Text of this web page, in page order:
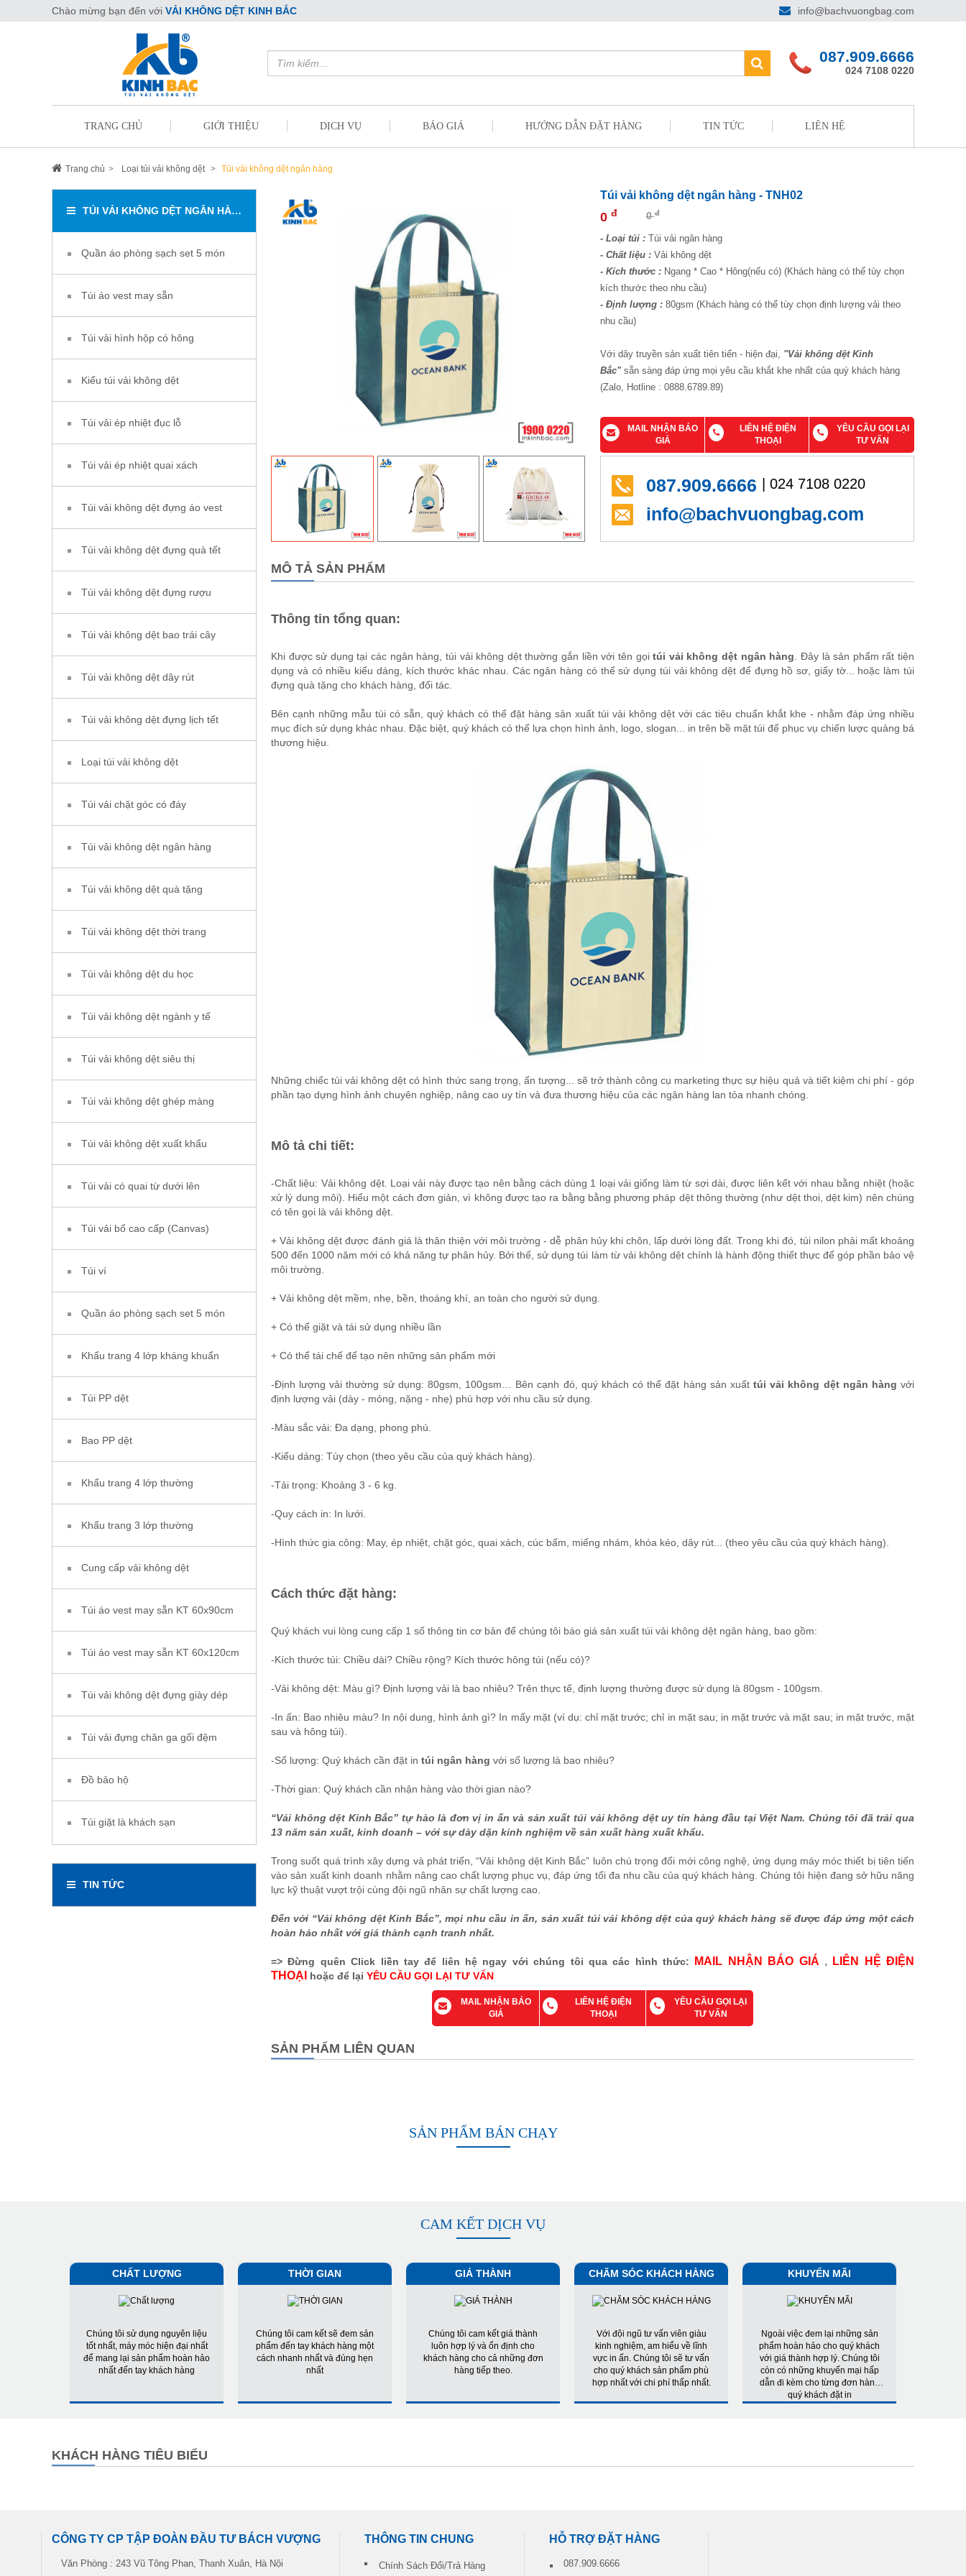
Chào mừng bạn đến với VẢI KHÔNG DỆT KINH BẮC info@bachvuongbag.com
087.909.6666
024 7108 0220
TRANG CHỦ GIỚI THIỆU DỊCH VỤ BÁO GIÁ HƯỚNG DẪN ĐẶT HÀNG TIN TỨC LIÊN HỆ
Trang chủ Loại túi vải không dệt Túi vải không dệt ngân hàng
TÚI VẢI KHÔNG DỆT NGÂN HÀNG
Quần áo phòng sạch set 5 món
Túi áo vest may sẵn
Túi vải hình hộp có hông
Kiểu túi vải không dệt
Túi vải ép nhiệt đục lỗ
Túi vải ép nhiệt quai xách
Túi vải không dệt đựng áo vest
Túi vải không dệt đựng quà tết
Túi vải không dệt đựng rượu
Túi vải không dệt bao trái cây
Túi vải không dệt dây rút
Túi vải không dệt đựng lịch tết
Loại túi vải không dệt
Túi vải chặt góc có đáy
Túi vải không dệt ngân hàng
Túi vải không dệt quà tặng
Túi vải không dệt thời trang
Túi vải không dệt du học
Túi vải không dệt ngành y tế
Túi vải không dệt siêu thị
Túi vải không dệt ghép màng
Túi vải không dệt xuất khẩu
Túi vải có quai từ dưới lên
Túi vải bố cao cấp (Canvas)
Túi ví
Quần áo phòng sạch set 5 món
Khẩu trang 4 lớp kháng khuẩn
Túi PP dệt
Bao PP dệt
Khẩu trang 4 lớp thường
Khẩu trang 3 lớp thường
Cung cấp vải không dệt
Túi áo vest may sẵn KT 60x90cm
Túi áo vest may sẵn KT 60x120cm
Túi vải không dệt đựng giày dép
Túi vải đựng chăn ga gối đệm
Đồ bảo hộ
Túi giặt là khách sạn
TIN TỨC
Túi vải không dệt ngân hàng - TNH02
0 đ 0đ
- Loại túi :Túi vải ngân hàng
- Chất liệu :Vải không dệt
- Kích thước :Ngang * Cao * Hông(nếu có) (Khách hàng có thể tùy chọn
kích thước theo nhu cầu)
- Định lượng :80gsm (Khách hàng có thể tùy chọn định lượng vải theo
nhu cầu)
Với dây truyền sản xuất tiên tiến - hiện đại, "Vải không dệt Kinh
Bắc"sẵn sàng đáp ứng mọi yêu cầu khắt khe nhất của quý khách hàng
(Zalo, Hotline : 0888.6789.89)
MAIL NHẬN BÁO
GIÁ
LIÊN HỆ ĐIỆN
THOẠI
YÊU CẦU GỌI LẠI
TƯ VẤN
087.909.6666 | 024 7108 0220
info@bachvuongbag.com
MÔ TẢ SẢN PHẨM
Thông tin tổng quan:
Khi được sử dụng tại các ngân hàng, túi vải không dệt thường gắn liền với tên gọitúi vải không dệt ngân hàng . Đây là sản phẩm rất tiện
dụng và có nhiều kiểu dáng, kích thước khác nhau. Các ngân hàng có thể sử dụng túi vải không dệt để đựng hồ sơ, giấy tờ... hoặc làm túi
đựng quà tặng cho khách hàng, đối tác.
Bên cạnh những mẫu túi có sẵn, quý khách có thể đặt hàng sản xuất túi vải không dệt với các tiêu chuẩn khắt khe - nhằm đáp ứng nhiều
mục đích sử dụng khác nhau. Đặc biệt, quý khách có thể lựa chọn hình ảnh, logo, slogan... in trên bề mặt túi để phục vụ chiến lược quảng bá
thương hiệu.
Những chiếc túi vải không dệt có hình thức sang trọng, ấn tượng... sẽ trở thành công cụ marketing thực sự hiệu quả và tiết kiệm chi phí - góp
phần tạo dựng hình ảnh chuyên nghiệp, nâng cao uy tín và đưa thương hiệu của các ngân hàng lan tỏa nhanh chóng.
Mô tả chi tiết:
-Chất liệu: Vải không dệt. Loại vải này được tạo nên bằng cách dùng 1 loại vải giống làm từ sợi dài, được liên kết với nhau bằng nhiệt (hoặc
xử lý dung môi). Hiểu một cách đơn giản, vì không được tạo ra bằng bằng phương pháp dệt thông thường (như dệt thoi, dệt kim) nên chúng
có tên gọi là vải không dệt.
+ Vải không dệt được đánh giá là thân thiện với môi trường - dễ phân hủy khi chôn, lấp dưới lòng đất. Trong khi đó, túi nilon phải mất khoảng
500 đến 1000 năm mới có khả năng tự phân hủy. Bởi thế, sử dụng túi làm từ vải không dệt chính là hành động thiết thực để góp phần bảo vệ
môi trường.
+ Vải không dệt mềm, nhẹ, bền, thoáng khí, an toàn cho người sử dụng.
+ Có thể giặt và tái sử dụng nhiều lần
+ Có thể tái chế để tạo nên những sản phẩm mới
-Định lượng vải thường sử dụng: 80gsm, 100gsm… Bên cạnh đó, quý khách có thể đặt hàng sản xuấttúi vải không dệt ngân hàngvới
định lượng vải (dày - mỏng, nặng - nhẹ) phù hợp với nhu cầu sử dụng.
-Màu sắc vải: Đa dạng, phong phú.
-Kiểu dáng: Tùy chọn (theo yêu cầu của quý khách hàng).
-Tải trọng: Khoảng 3 - 6 kg.
-Quy cách in: In lưới.
-Hình thức gia công: May, ép nhiệt, chặt góc, quai xách, cúc bấm, miếng nhám, khóa kéo, dây rút... (theo yêu cầu của quý khách hàng).
Cách thức đặt hàng:
Quý khách vui lòng cung cấp 1 số thông tin cơ bản để chúng tôi báo giá sản xuất túi vải không dệt ngân hàng, bao gồm:
-Kích thước túi: Chiều dài? Chiều rộng? Kích thước hông túi (nếu có)?
-Vải không dệt: Màu gì? Định lượng vải là bao nhiêu? Trên thực tế, định lượng thường được sử dụng là 80gsm - 100gsm.
-In ấn: Bao nhiêu màu? In nội dung, hình ảnh gì? In mấy mặt (ví dụ: chỉ mặt trước; chỉ in mặt sau; in mặt trước và mặt sau; in mặt trước, mặt
sau và hông túi).
-Số lượng: Quý khách cần đặt in túi ngân hàng với số lượng là bao nhiêu?
-Thời gian: Quý khách cần nhận hàng vào thời gian nào?
“Vải không dệt Kinh Bắc” tự hào là đơn vị in ấn và sản xuất túi vải không dệt uy tín hàng đầu tại Việt Nam. Chúng tôi đã trải qua
13 năm sản xuất, kinh doanh – với sự dày dặn kinh nghiệm về sản xuất hàng xuất khẩu.
Trong suốt quá trình xây dựng và phát triển, “Vải không dệt Kinh Bắc” luôn chú trọng đổi mới công nghệ, ứng dụng máy móc thiết bị tiên tiến
vào sản xuất kinh doanh nhằm nâng cao chất lượng phục vụ, đáp ứng tối đa nhu cầu của quý khách hàng. Chúng tôi hiện đang sở hữu năng
lực kỹ thuật vượt trội cùng đội ngũ nhân sự chất lượng cao.
Đến với “Vải không dệt Kinh Bắc”, mọi nhu cầu in ấn, sản xuất túi vải không dệt của quý khách hàng sẽ được đáp ứng một cách
hoàn hảo nhất với giá thành cạnh tranh nhất.
=> Đừng quên Click liền tay để liên hệ ngay với chúng tôi qua các hình thức: MAIL NHẬN BÁO GIÁ ,
LIÊN HỆ ĐIỆN
THOẠI
hoặc để lại YÊU CẦU GỌI LẠI TƯ VẤN
MAIL NHẬN BÁO
GIÁ
LIÊN HỆ ĐIỆN
THOẠI
YÊU CẦU GỌI LẠI
TƯ VẤN
SẢN PHẨM LIÊN QUAN
SẢN PHẨM BÁN CHẠY
CAM KẾT DỊCH VỤ
CHẤT LƯỢNG
Chúng tôi sử dụng nguyên liệu
tốt nhất, máy móc hiện đại nhất
để mang lại sản phẩm hoàn hảo
nhất đến tay khách hàng
THỜI GIAN
Chúng tôi cam kết sẽ đem sản
phẩm đến tay khách hàng một
cách nhanh nhất và đúng hẹn
nhất
GIÁ THÀNH
Chúng tôi cam kết giá thành
luôn hợp lý và ổn định cho
khách hàng cho cả những đơn
hàng tiếp theo.
CHĂM SÓC KHÁCH HÀNG
Với đội ngũ tư vấn viên giàu
kinh nghiệm, am hiểu về lĩnh
vực in ấn. Chúng tôi sẽ tư vấn
cho quý khách sản phẩm phù
hợp nhất với chi phí thấp nhất.
KHUYẾN MÃI
Ngoài việc đem lại những sản
phẩm hoàn hảo cho quý khách
với giá thành hợp lý. Chúng tôi
còn có những khuyến mại hấp
dẫn đi kèm cho từng đơn hàng
quý khách đặt in
KHÁCH HÀNG TIÊU BIỂU
CÔNG TY CP TẬP ĐOÀN ĐẦU TƯ BÁCH VƯỢNG
Văn Phòng : 243 Vũ Tông Phan, Thanh Xuân, Hà Nội
THÔNG TIN CHUNG
Chính Sách Đổi/Trả Hàng
HỖ TRỢ ĐẶT HÀNG
087.909.6666